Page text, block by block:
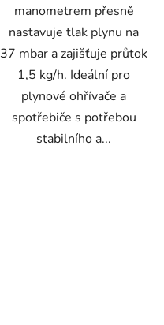
manometrem přesně
nastavuje tlak plynu na
37 mbar a zajišťuje průtok
1,5 kg/h. Ideální pro
plynové ohřívače a
spotřebiče s potřebou
stabilního a...